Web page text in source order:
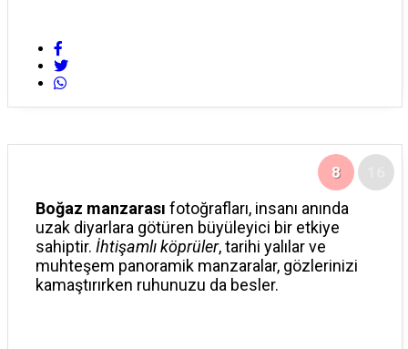
8
Boğaz manzarası fotoğrafları, insanı anında
uzak diyarlara götüren büyüleyici bir etkiye
sahiptir. İhtişamlı köprüler, tarihi yalılar ve
muhteşem panoramik manzaralar, gözlerinizi
kamaştırırken ruhunuzu da besler.